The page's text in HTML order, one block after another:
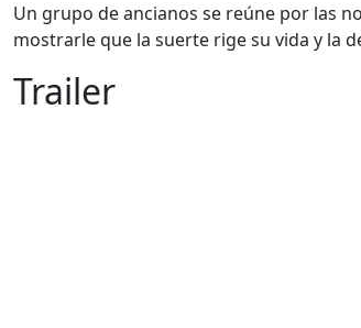
Un grupo de ancianos se reúne por las
mostrarle que la suerte rige su vida y la
Trailer